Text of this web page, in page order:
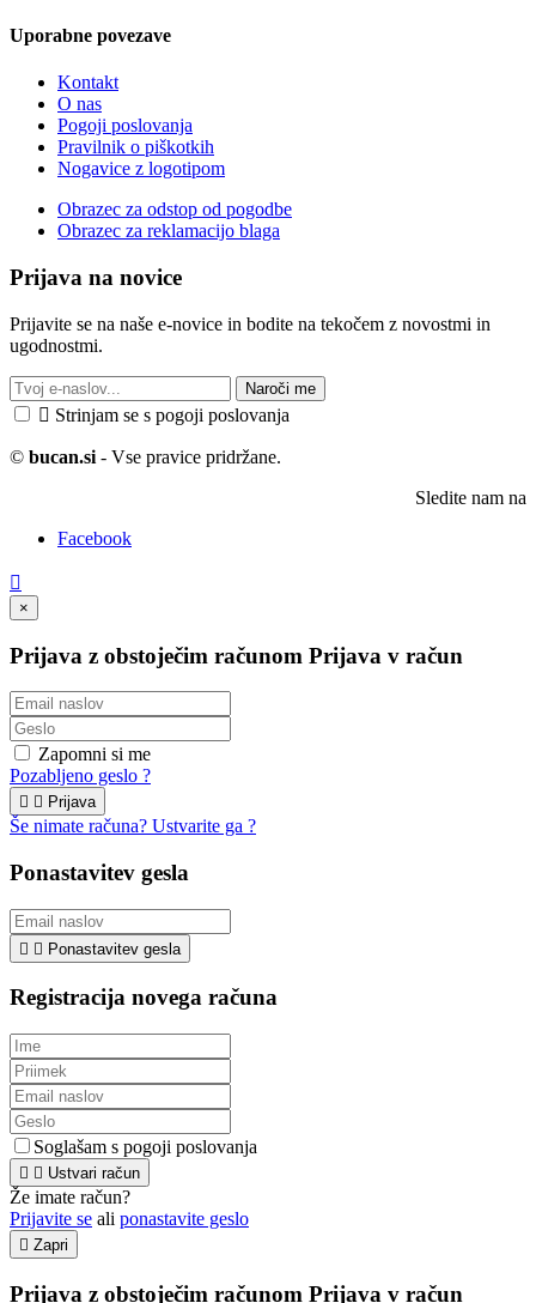
Uporabne povezave
Kontakt
O nas
Pogoji poslovanja
Pravilnik o piškotkih
Nogavice z logotipom
Obrazec za odstop od pogodbe
Obrazec za reklamacijo blaga
Prijava na novice
Prijavite se na naše e-novice in bodite na tekočem z novostmi in
ugodnostmi.
Naroči me
 Strinjam se s pogoji poslovanja
© bucan.si - Vse pravice pridržane.
Sledite nam na
Facebook

×
Prijava z obstoječim računom Prijava v račun
Zapomni si me
Pozabljeno geslo ?
  Prijava
Še nimate računa? Ustvarite ga ?
Ponastavitev gesla
  Ponastavitev gesla
Registracija novega računa
Soglašam s pogoji poslovanja
  Ustvari račun
Že imate račun?
Prijavite se ali ponastavite geslo
 Zapri
Prijava z obstoječim računom Prijava v račun